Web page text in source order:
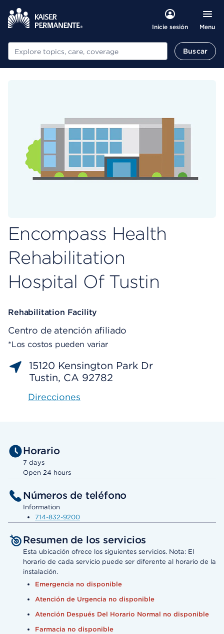
Inicie sesión Menu
Buscar Buscar
Encompass Health
Rehabilitation
Hospital Of Tustin
Rehabilitation Facility
Centro de atención afiliado
*Los costos pueden variar
15120 Kensington Park Dr
Tustin, CA 92782
Direcciones
Horario
7 days
Open 24 hours
Números de teléfono
Information
714-832-9200
Resumen de los servicios
Esta ubicación ofrece los siguientes servicios. Nota: El
horario de cada servicio puede ser diferente al horario de la
instalación.
Emergencia no disponible
Atención de Urgencia no disponible
Atención Después Del Horario Normal no disponible
Farmacia no disponible